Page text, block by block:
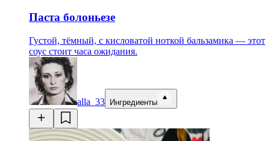
Паста болоньезе
Густой, тёмный, с кисловатой ноткой бальзамика — этот
соус стоит часа ожидания.
alla_33 Ингредиенты